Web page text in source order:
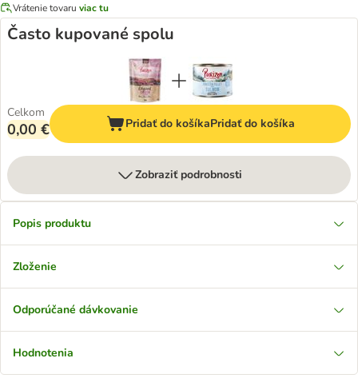
Vrátenie tovaru viac tu
Často kupované spolu
Celkom
0,00 € Pridať do košíkaPridať do košíka
Zobraziť podrobnosti
Popis produktu
Zloženie
Odporúčané dávkovanie
Hodnotenia